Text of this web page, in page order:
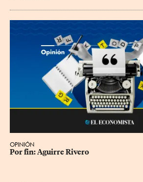
OPINIÓN
Por fin: Aguirre Rivero